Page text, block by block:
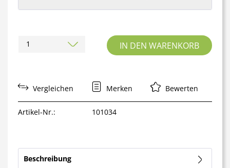
IN DEN WARENKORB
Vergleichen Merken Bewerten
Artikel-Nr.: 101034
Beschreibung